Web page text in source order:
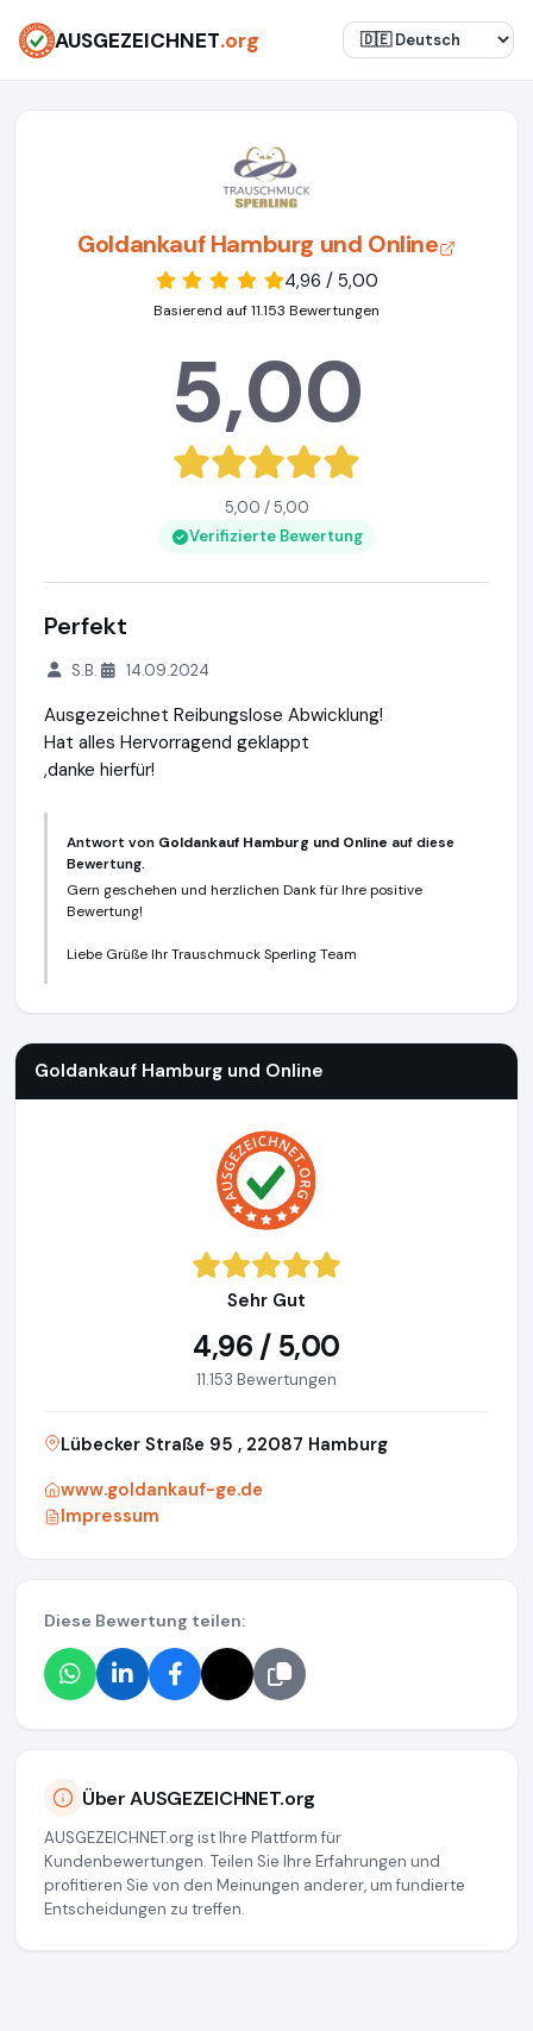
AUSGEZEICHNET.org
Goldankauf Hamburg und Online
4,96 / 5,00
Basierend auf 11.153 Bewertungen
5,00
5,00 / 5,00
Verifizierte Bewertung
Perfekt
S.B. 14.09.2024
Ausgezeichnet Reibungslose Abwicklung!
Hat alles Hervorragend geklappt
,danke hierfür!
Antwort von Goldankauf Hamburg und Online auf diese
Bewertung.
Gern geschehen und herzlichen Dank für Ihre positive
Bewertung!
Liebe Grüße Ihr Trauschmuck Sperling Team
Goldankauf Hamburg und Online
Sehr Gut
4,96 / 5,00
11.153 Bewertungen
Lübecker Straße 95 , 22087 Hamburg
www.goldankauf-ge.de
Impressum
Diese Bewertung teilen:
Über AUSGEZEICHNET.org
AUSGEZEICHNET.org ist Ihre Plattform für
Kundenbewertungen. Teilen Sie Ihre Erfahrungen und
profitieren Sie von den Meinungen anderer, um fundierte
Entscheidungen zu treffen.